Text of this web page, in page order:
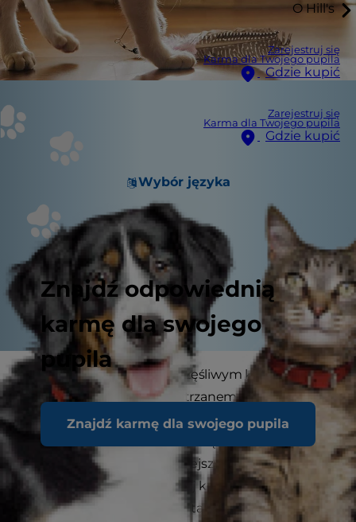
O Hill's
Zarejestruj się
Karma dla Twojego pupila
Gdzie kupić
Zarejestruj się
Karma dla Twojego pupila
Gdzie kupić
Wybór języka
Znajdź odpowiednią
karmę dla swojego
pupila
Znajdź karmę dla swojego pupila
Znudzony kot nie jest szczęśliwym kotem.
Zapewnienie Twojemu futrzanemu przyjacielowi
aktywności psychicznej i fizycznej poprzez kocie
zabawy sprawi, że będzie szczęśliwszy i
prawdopodobnie spokojniejszy. Szczególnie
odczujesz różnicę, jeśli Twój kot przejawia
destrukcyjne zachowania, takie jak niszczenie